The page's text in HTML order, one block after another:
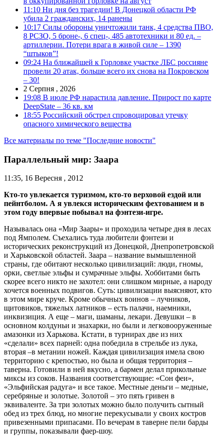
11:10 Ни дня без трагедии! В Донецкой области РФ
убила 2 гражданских, 14 ранены
10:17 Силы обороны уничтожили танк, 4 средства ПВО,
8 РСЗО, 5 броне-, 6 спец-, 485 автотехники и 80 ед. –
артиллерии. Потери врага в живой силе – 1390
“штыков”!
09:24 На ближайшей к Горловке участке ЛБС россияне
провели 20 атак, больше всего их снова на Покровском
– 30!
2 Серпня , 2026
19:08 В июле РФ нарастила давление. Прирост по карте
DeepState – 36 кв. км
18:55 Российский обстрел спровоцировал утечку
опасного химического вещества
Все материалы по теме "Последние новости"
Параллельный мир: Заара
11:35, 16 Вересня , 2012
Кто-то увлекается туризмом, кто-то верховой ездой или
пейнтболом. А я увлекся историческим фехтованием и в
этом году впервые побывал на фэнтези-игре.
Называлась она «Мир Заары» и проходила четыре дня в лесах
под Ямполем. Съехались туда любители фэнтези и
исторических реконструкций из Донецкой, Днепропетровской
и Харьковской областей. Заара – название вымышленной
страны, где обитают несколько цивилизаций: люди, гномы,
орки, светлые эльфы и сумрачные эльфы. Хоббитами быть
скорее всего никто не захотел: они слишком мирные, а народу
хочется военных подвигов. Суть: цивилизации выясняют, кто
в этом мире круче. Кроме обычных воинов – лучников,
щитовиков, тяжелых латников – есть палачи, наемники,
инквизиция. А еще – маги, шаманы, лекари. Девушки – в
основном колдуньи и знахарки, но были и легковооруженные
амазонки из Харькова. Кстати, в турнирах две из них
«сделали» всех парней: одна победила в стрельбе из лука,
вторая –в метании ножей. Каждая цивилизация имела свою
территорию с крепостью, но была и общая территория –
таверна. Готовили в ней вкусно, а бармен делал прикольные
миксы из соков. Названия соответствующие: «Сон феи»,
«Эльфийская радуга» и все такое. Местные деньги – медные,
серебряные и золотые. Золотой – это пять гривен в
эквиваленте. За три золотых можно было получить сытный
обед из трех блюд, но многие перекусывали у своих костров
привезенными припасами. По вечерам в таверне пели барды
и группы, показывали фаер-шоу.